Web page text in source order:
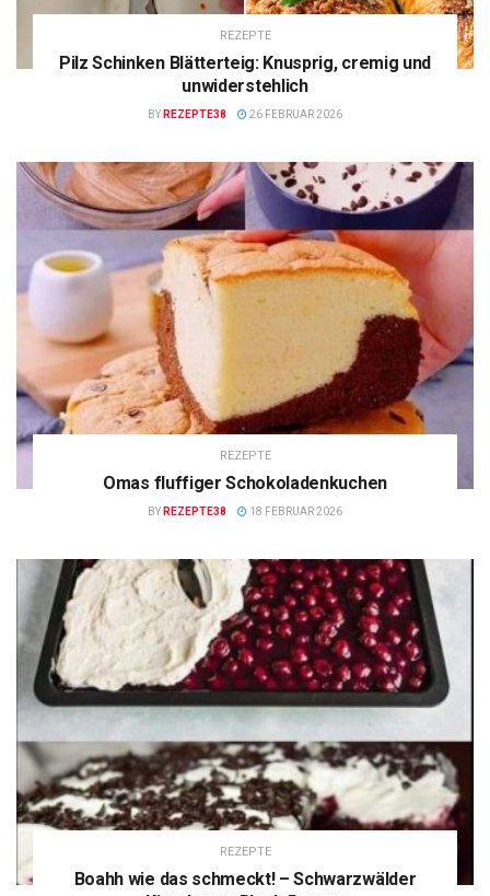
REZEPTE
Pilz Schinken Blätterteig: Knusprig, cremig und
unwiderstehlich
BY REZEPTE38 26 FEBRUAR 2026
REZEPTE
Omas fluffiger Schokoladenkuchen
BY REZEPTE38 18 FEBRUAR 2026
REZEPTE
Boahh wie das schmeckt! – Schwarzwälder